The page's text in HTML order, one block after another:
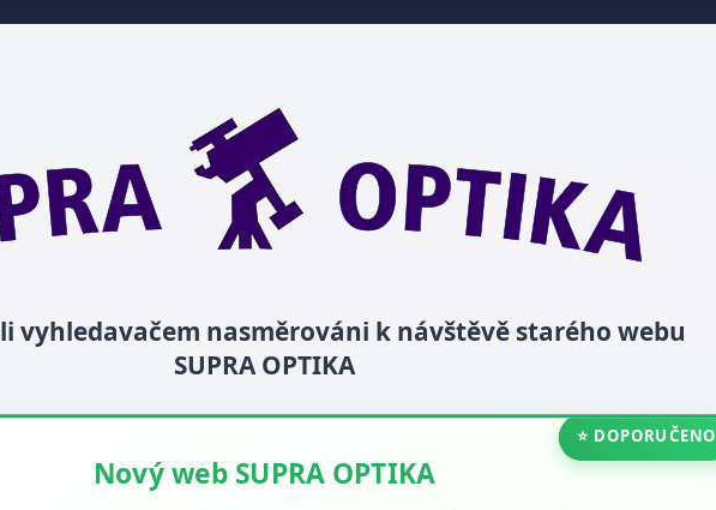
vyhledavačem nasměrováni k návštěvě starého webu
SUPRA OPTIKA
⭐ DOPORUČENO
Nový web SUPRA OPTIKA